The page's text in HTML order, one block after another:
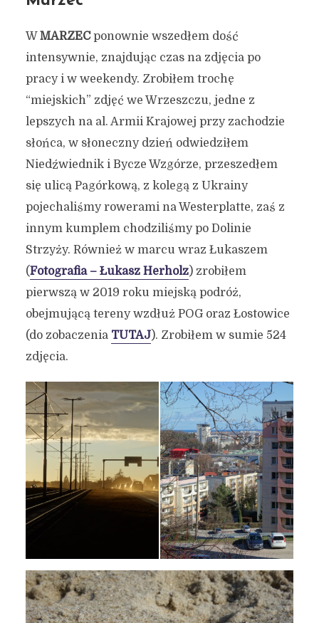
WMARZECponownie wszedłem dość
intensywnie, znajdując czas na zdjęcia po
pracy i w weekendy. Zrobiłem trochę
“miejskich” zdjęć we Wrzeszczu, jedne z
lepszych na al. Armii Krajowej przy zachodzie
słońca, w słoneczny dzień odwiedziłem
Niedźwiednik i Bycze Wzgórze, przeszedłem
się ulicą Pagórkową, z kolegą z Ukrainy
pojechaliśmy rowerami na Westerplatte, zaś z
innym kumplem chodziliśmy po Dolinie
Strzyży. Również w marcu wraz Łukaszem
(Fotografia – Łukasz Herholz) zrobiłem
pierwszą w 2019 roku miejską podróż,
obejmującą tereny wzdłuż POG oraz Łostowice
(do zobaczenia TUTAJ). Zrobiłem w sumie 524
zdjęcia.